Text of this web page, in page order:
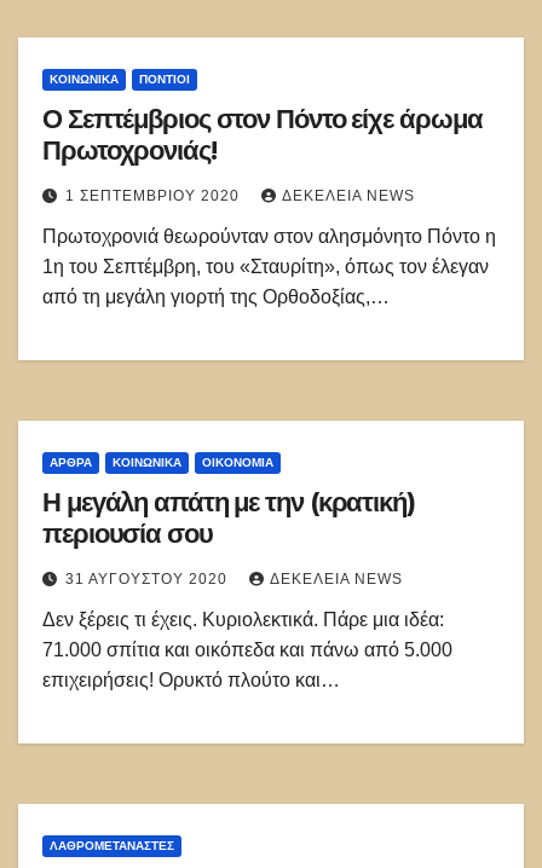
ΚΟΙΝΩΝΙΚΑ ΠΌΝΤΙΟΙ
Ο Σεπτέμβριος στον Πόντο είχε άρωμα
Πρωτοχρονιάς!
1 ΣΕΠΤΕΜΒΡΊΟΥ 2020 ΔΕΚΈΛΕΙΑ NEWS
Πρωτοχρονιά θεωρούνταν στον αλησμόνητο Πόντο η
1η του Σεπτέμβρη, του «Σταυρίτη», όπως τον έλεγαν
από τη μεγάλη γιορτή της Ορθοδοξίας,…
ΑΡΘΡΑ ΚΟΙΝΩΝΙΚΑ ΟΙΚΟΝΟΜΙΑ
Η μεγάλη απάτη με την (κρατική)
περιουσία σου
31 ΑΥΓΟΎΣΤΟΥ 2020 ΔΕΚΈΛΕΙΑ NEWS
Δεν ξέρεις τι έχεις. Κυριολεκτικά. Πάρε μια ιδέα:
71.000 σπίτια και οικόπεδα και πάνω από 5.000
επιχειρήσεις! Ορυκτό πλούτο και…
ΛΑΘΡΟΜΕΤΑΝΑΣΤΕΣ